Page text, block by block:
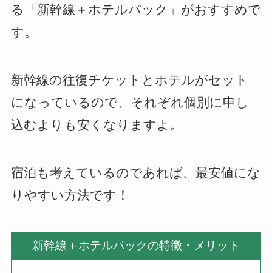
る「新幹線＋ホテルパック」がおすすめで
す。
新幹線の往復チケットとホテルがセット
になっているので、それぞれ個別に申し
込むよりも安くなりますよ。
宿泊も考えているのであれば、最安値にな
りやすい方法です！
新幹線＋ホテルパックの特徴・メリット